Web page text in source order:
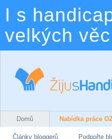
I s
velkých
Domů Nabídka práce
Články bloggerů Podpořte